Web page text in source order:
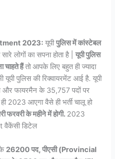
2023: यूपीपुलिस में कांस्टेबल
लोगों का सपना होता है |यूपी पुलिस
चाहते हैंतो आपके लिए बहुत ही ज्यादा
पुलिस की रिक्वायरमेंट आई है. यूपी
और फायरमैन के 35,757 पदों पर
2023 आएगा वैसे ही भर्ती चालू हो
फरवरी के महीने में होगी. 2023
वैकेंसी डिटेल
26200 पद, पीएसी (Provincial